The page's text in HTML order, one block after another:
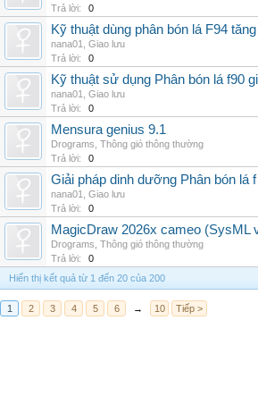
Trả lời:
0
Kỹ thuật dùng phân bón lá F94
nana01
Giao lưu
Trả lời:
0
Kỹ thuật sử dụng Phân bón lá f90
nana01
Giao lưu
Trả lời:
0
Mensura genius 9.1
Drograms Thông gió thông thường
Trả lời:
0
Giải pháp dinh dưỡng Phân bón lá
nana01
Giao lưu
Trả lời:
0
MagicDraw 2026x cameo (SysML
Drograms Thông gió thông thường
Trả lời:
0
Hiển thị kết quả từ 1 đến 20 của 200
1 2 3 4 5 6 → 10 Tiếp >